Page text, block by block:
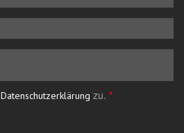
Datenschutzerklärung zu. *